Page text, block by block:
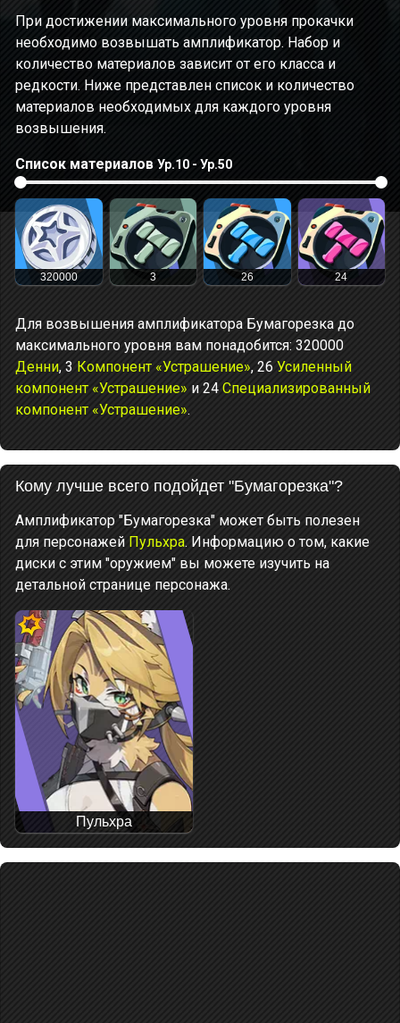
При достижении максимального уровня прокачки
необходимо возвышать амплификатор. Набор и
количество материалов зависит от его класса и
редкости. Ниже представлен список и количество
материалов необходимых для каждого уровня
возвышения.
Список материалов Ур.10 - Ур.50
320000 3 26 24
Для возвышения амплификатора Бумагорезка до
максимального уровня вам понадобится: 320000
Денни, 3 Компонент «Устрашение», 26 Усиленный
компонент «Устрашение» и 24 Специализированный
компонент «Устрашение».
Кому лучше всего подойдет "Бумагорезка"?
Амплификатор "Бумагорезка" может быть полезен
для персонажей Пульхра. Информацию о том, какие
диски с этим "оружием" вы можете изучить на
детальной странице персонажа.
Пульхра